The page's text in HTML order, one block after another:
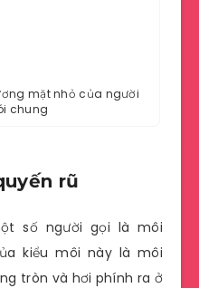
mặt nhỏ của người
chung
rũ
số người gọi là môi
kiểu môi này là môi
tròn và hơi phính ra ở